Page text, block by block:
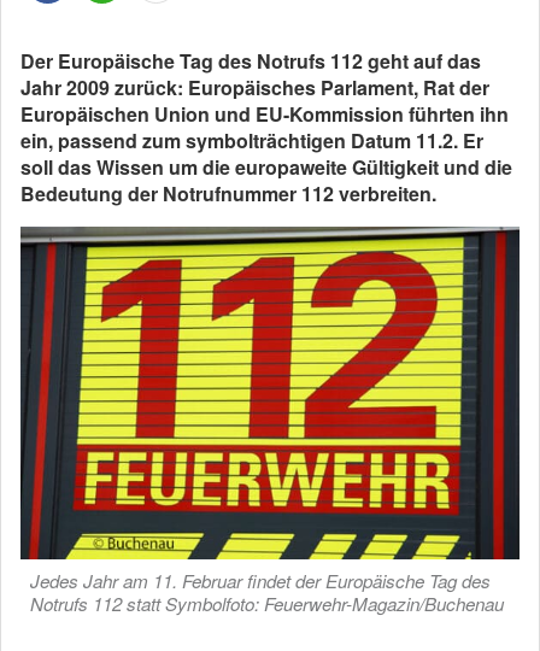
Der Europäische Tag des Notrufs 112 geht auf das
Jahr 2009 zurück: Europäisches Parlament, Rat der
Europäischen Union und EU-Kommission führten ihn
ein, passend zum symbolträchtigen Datum 11.2. Er
soll das Wissen um die europaweite Gültigkeit und die
Bedeutung der Notrufnummer 112 verbreiten.
Jedes Jahr am 11. Februar findet der Europäische Tag des
Notrufs 112 statt Symbolfoto: Feuerwehr-Magazin/Buchenau